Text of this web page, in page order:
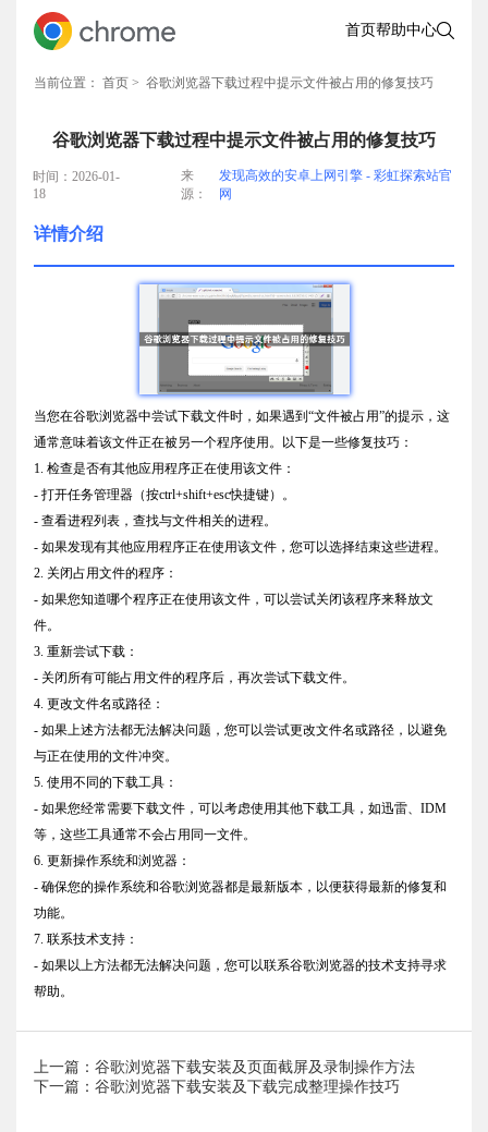
首页帮助中心
当前位置： 首页 > 谷歌浏览器下载过程中提示文件被占用的修复技巧
谷歌浏览器下载过程中提示文件被占用的修复技巧
时间：2026-01-
18
来
源：
发现高效的安卓上网引擎 - 彩虹探索站官
网
详情介绍
当您在谷歌浏览器中尝试下载文件时，如果遇到“文件被占用”的提示，这
通常意味着该文件正在被另一个程序使用。以下是一些修复技巧：
1. 检查是否有其他应用程序正在使用该文件：
- 打开任务管理器（按ctrl+shift+esc快捷键）。
- 查看进程列表，查找与文件相关的进程。
- 如果发现有其他应用程序正在使用该文件，您可以选择结束这些进程。
2. 关闭占用文件的程序：
- 如果您知道哪个程序正在使用该文件，可以尝试关闭该程序来释放文
件。
3. 重新尝试下载：
- 关闭所有可能占用文件的程序后，再次尝试下载文件。
4. 更改文件名或路径：
- 如果上述方法都无法解决问题，您可以尝试更改文件名或路径，以避免
与正在使用的文件冲突。
5. 使用不同的下载工具：
- 如果您经常需要下载文件，可以考虑使用其他下载工具，如迅雷、IDM
等，这些工具通常不会占用同一文件。
6. 更新操作系统和浏览器：
- 确保您的操作系统和谷歌浏览器都是最新版本，以便获得最新的修复和
功能。
7. 联系技术支持：
- 如果以上方法都无法解决问题，您可以联系谷歌浏览器的技术支持寻求
帮助。
上一篇：谷歌浏览器下载安装及页面截屏及录制操作方法
下一篇：谷歌浏览器下载安装及下载完成整理操作技巧